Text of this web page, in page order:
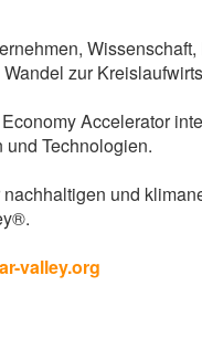
zur
Accelerator
Technologien.
und
valley.org